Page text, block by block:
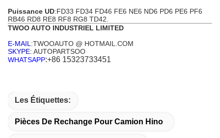
Puissance UD:FD33 FD34 FD46 FE6 NE6 ND6 PD6 PE6 PF6
RB46 RD8 RE8 RF8 RG8 TD42.
TWOO AUTO INDUSTRIEL LIMITED
E-MAIL :TWOOAUTO @ HOTMAIL.COM
SKYPE: AUTOPARTSOO
WHATSAPP:+86 15323733451
Les Étiquettes:
Pièces De Rechange Pour Camion Hino